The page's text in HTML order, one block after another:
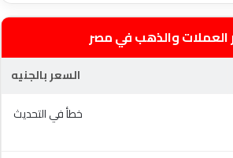
العملات والذهب في مصر
السعر بالجنيه
خطأ في التحديث